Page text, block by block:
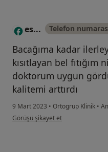
E es... Telefon
Bacağıma kadar
kısıtlayan bel
doktorum uygun
kalitemi arttırdı
9 Mart 2023 • Ortogrup Klinik •
kullanıcının görüşüne göre es...
Görüşü şikayet et